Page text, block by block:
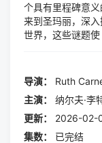
个具有里程碑意
来到圣玛丽，深
世界，这些谜题使
导演：
Ruth
主演：
纳尔夫·李
更新：
2026-02-
集数：
已完结